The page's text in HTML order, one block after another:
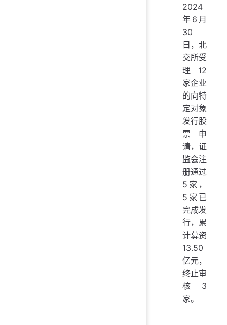
2024
年6月
30
日，北
交所受
理12
家企业
的向特
定对象
发行股
票申
请，证
监会注
册通过
5家，
5家已
完成发
行，累
计募资
13.50
亿元，
终止审
核3
家。